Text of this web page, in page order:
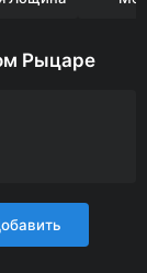
Рыцаре